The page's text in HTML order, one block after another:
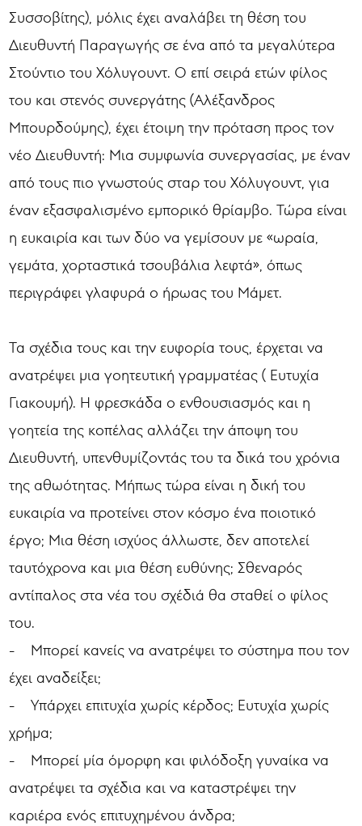
Συσσοβίτης), μόλις έχει αναλάβει τη θέση του
Διευθυντή Παραγωγής σε ένα από τα μεγαλύτερα
Στούντιο του Χόλυγουντ. Ο επί σειρά ετών φίλος
του και στενός συνεργάτης (Αλέξανδρος
Μπουρδούμης), έχει έτοιμη την πρόταση προς τον
νέο Διευθυντή: Μια συμφωνία συνεργασίας, με έναν
από τους πιο γνωστούς σταρ του Χόλυγουντ, για
έναν εξασφαλισμένο εμπορικό θρίαμβο. Τώρα είναι
η ευκαιρία και των δύο να γεμίσουν με «ωραία,
γεμάτα, χορταστικά τσουβάλια λεφτά», όπως
περιγράφει γλαφυρά ο ήρωας του Μάμετ.
Τα σχέδια τους και την ευφορία τους, έρχεται να
ανατρέψει μια γοητευτική γραμματέας ( Ευτυχία
Γιακουμή). Η φρεσκάδα ο ενθουσιασμός και η
γοητεία της κοπέλας αλλάζει την άποψη του
Διευθυντή, υπενθυμίζοντάς του τα δικά του χρόνια
της αθωότητας. Μήπως τώρα είναι η δική του
ευκαιρία να προτείνει στον κόσμο ένα ποιοτικό
έργο; Μια θέση ισχύος άλλωστε, δεν αποτελεί
ταυτόχρονα και μια θέση ευθύνης; Σθεναρός
αντίπαλος στα νέα του σχέδιά θα σταθεί ο φίλος
του.
- Μπορεί κανείς να ανατρέψει το σύστημα που τον
έχει αναδείξει;
- Υπάρχει επιτυχία χωρίς κέρδος; Ευτυχία χωρίς
χρήμα;
- Μπορεί μία όμορφη και φιλόδοξη γυναίκα να
ανατρέψει τα σχέδια και να καταστρέψει την
καριέρα ενός επιτυχημένου άνδρα;